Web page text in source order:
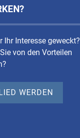
Ihr Interesse geweckt?
von den Vorteilen
WERDEN